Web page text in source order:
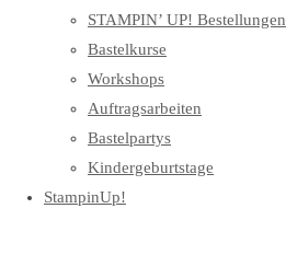
STAMPIN’ UP! Bestellungen
Bastelkurse
Workshops
Auftragsarbeiten
Bastelpartys
Kindergeburtstage
StampinUp!